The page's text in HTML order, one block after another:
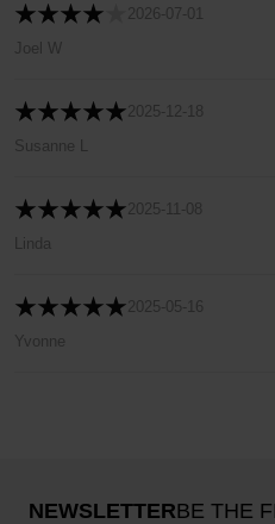
2026-07-01
Joel W
2025-12-18
Susanne L
2025-11-08
Linda
2025-05-16
Yvonne
NEWSLETTERBE THE